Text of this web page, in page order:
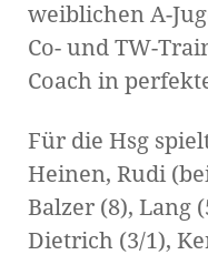
weiblichen A-
Co- und TW-
Coach in
Für die Hsg
Heinen, Rudi
Balzer (8), Lang
Dietrich (3/1),